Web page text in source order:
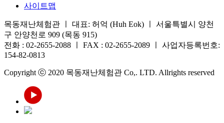
사이트맵
목동재난체험관 ㅣ 대표: 허억 (Huh Eok) ㅣ 서울특별시 양천
구 안양천로 909 (목동 915)
전화 : 02-2655-2088 ㅣ FAX : 02-2655-2089 ㅣ 사업자등록번호:
154-82-0813
Copyright ⓒ 2020 목동재난체험관 Co,. LTD. Allrights reserved